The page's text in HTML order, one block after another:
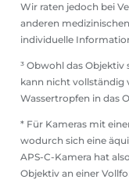
Wir raten jedoch bei
anderen
individuelle
³ Obwohl das
kann nicht vollständig
Wassertropfen in das
* Für Kameras mit
wodurch sich eine
APS-C-Kamera hat
Objektiv an einer